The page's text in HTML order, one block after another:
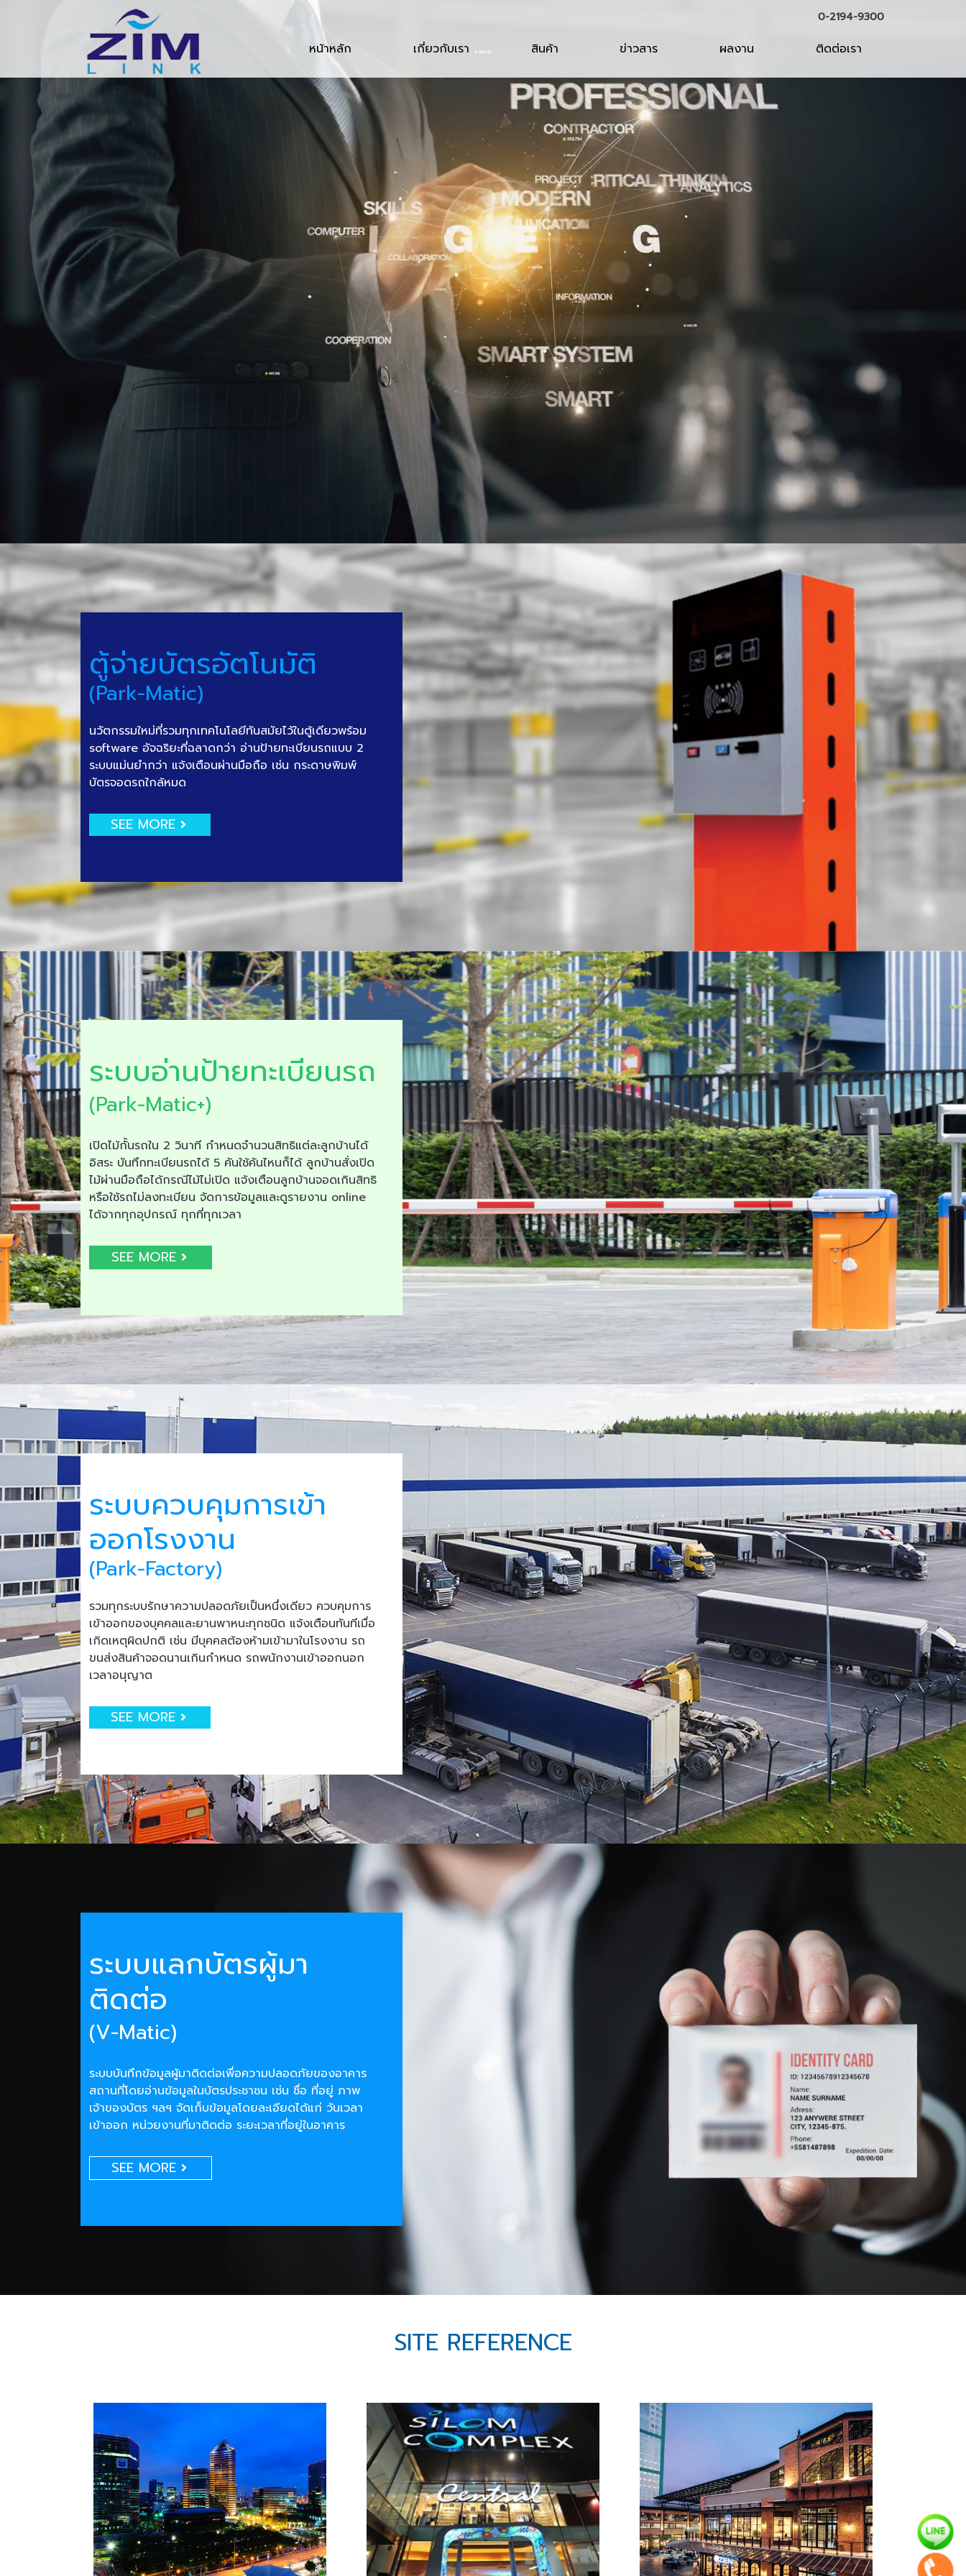
0-2194-9300
หน้าหลัก เกี่ยวกับเรา สินค้า ข่าวสาร ผลงาน ติดต่อเรา
ตู้จ่ายบัตรอัตโนมัติ
(Park-Matic)
นวัตกรรมใหม่ที่รวมทุกเทคโนโลยีทันสมัยไว้ในตู้เดียวพร้อม
software อัจฉริยะที่ฉลาดกว่า อ่านป้ายทะเบียนรถแบบ 2
ระบบแม่นยำกว่า แจ้งเตือนผ่านมือถือ เช่น กระดาษพิมพ์
บัตรจอดรถใกล้หมด
SEE MORE
ระบบอ่านป้ายทะเบียนรถ
(Park-Matic+)
เปิดไม้กั้นรถใน 2 วินาที กำหนดจำนวนสิทธิแต่ละลูกบ้านได้
อิสระ บันทึกทะเบียนรถได้ 5 คันใช้คันไหนก็ได้ ลูกบ้านสั่งเปิด
ไม้ผ่านมือถือได้กรณีไม้ไม่เปิด แจ้งเตือนลูกบ้านจอดเกินสิทธิ
หรือใช้รถไม่ลงทะเบียน จัดการข้อมูลและดูรายงาน online
ได้จากทุกอุปกรณ์ ทุกที่ทุกเวลา
SEE MORE
ระบบควบคุมการเข้า
ออกโรงงาน
(Park-Factory)
รวมทุกระบบรักษาความปลอดภัยเป็นหนึ่งเดียว ควบคุมการ
เข้าออกของบุคคลและยานพาหนะทุกชนิด แจ้งเตือนทันทีเมื่อ
เกิดเหตุผิดปกติ เช่น มีบุคคลต้องห้ามเข้ามาในโรงงาน รถ
ขนส่งสินค้าจอดนานเกินกำหนด รถพนักงานเข้าออกนอก
เวลาอนุญาต
SEE MORE
ระบบแลกบัตรผู้มา
ติดต่อ
(V-Matic)
ระบบบันทึกข้อมูลผู้มาติดต่อเพื่อความปลอดภัยของอาคาร
สถานที่โดยอ่านข้อมูลในบัตรประชาชน เช่น ชื่อ ที่อยู่ ภาพ
เจ้าของบัตร ฯลฯ จัดเก็บข้อมูลโดยละเอียดได้แก่ วันเวลา
เข้าออก หน่วยงานที่มาติดต่อ ระยะเวลาที่อยู่ในอาคาร
SEE MORE
SITE REFERENCE